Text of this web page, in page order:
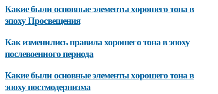
Какие были основные элементы хорошего тона в
эпоху Просвещения
Как изменились правила хорошего тона в эпоху
послевоенного периода
Какие были основные элементы хорошего тона в
эпоху постмодернизма